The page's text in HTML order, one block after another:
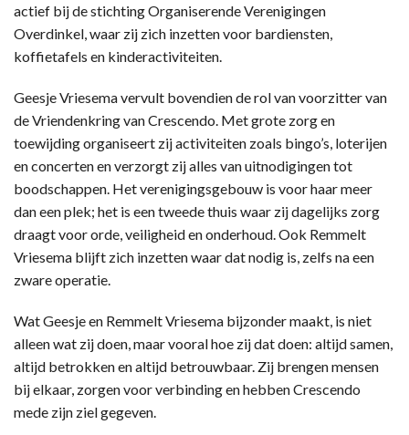
actief bij de stichting Organiserende Verenigingen
Overdinkel, waar zij zich inzetten voor bardiensten,
koffietafels en kinderactiviteiten.
Geesje Vriesema vervult bovendien de rol van voorzitter van
de Vriendenkring van Crescendo. Met grote zorg en
toewijding organiseert zij activiteiten zoals bingo’s, loterijen
en concerten en verzorgt zij alles van uitnodigingen tot
boodschappen. Het verenigingsgebouw is voor haar meer
dan een plek; het is een tweede thuis waar zij dagelijks zorg
draagt voor orde, veiligheid en onderhoud. Ook Remmelt
Vriesema blijft zich inzetten waar dat nodig is, zelfs na een
zware operatie.
Wat Geesje en Remmelt Vriesema bijzonder maakt, is niet
alleen wat zij doen, maar vooral hoe zij dat doen: altijd samen,
altijd betrokken en altijd betrouwbaar. Zij brengen mensen
bij elkaar, zorgen voor verbinding en hebben Crescendo
mede zijn ziel gegeven.